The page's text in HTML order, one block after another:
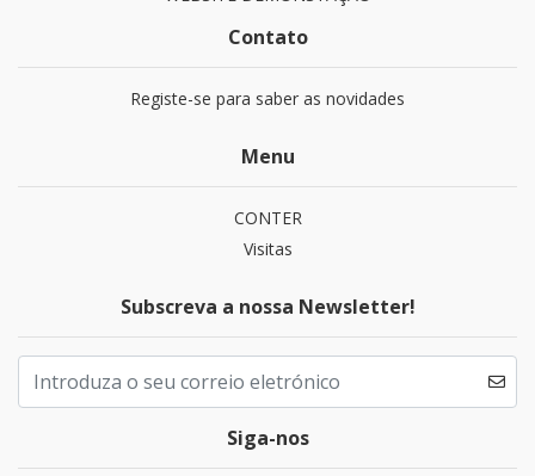
Contato
Registe-se para saber as novidades
Menu
CONTER
Visitas
Subscreva a nossa Newsletter!
Siga-nos